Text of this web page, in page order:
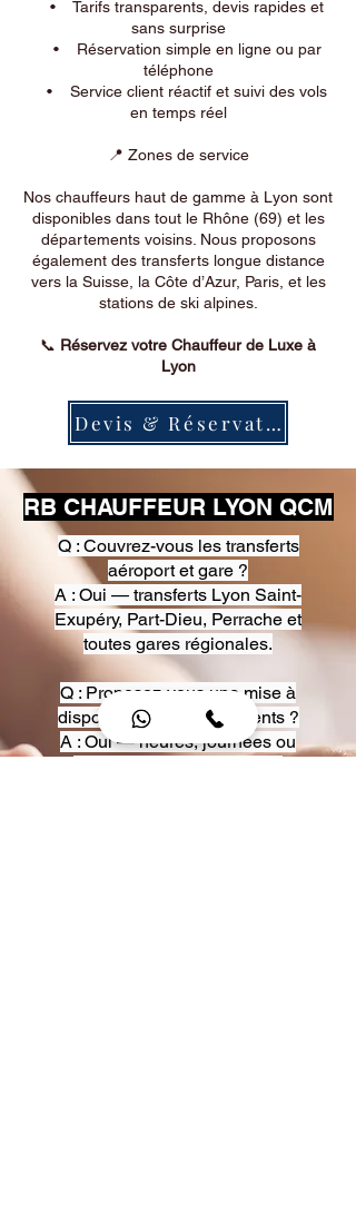
• Tarifs transparents, devis rapides et
sans surprise
• Réservation simple en ligne ou par
téléphone
• Service client réactif et suivi des vols
en temps réel
📍 Zones de service
Nos chauffeurs haut de gamme à Lyon sont
disponibles dans tout le Rhône (69) et les
départements voisins. Nous proposons
également des transferts longue distance
vers la Suisse, la Côte d’Azur, Paris, et les
stations de ski alpines.
📞 Réservez votre Chauffeur de Luxe à
Lyon
Devis & Réservation
RB CHAUFFEUR LYON QCM
Q : Couvrez-vous les transferts
aéroport et gare ?
A : Oui — transferts Lyon Saint-
Exupéry, Part-Dieu, Perrache et
toutes gares régionales.
Q : Proposez-vous une mise à
disposition pour événements ?
A : Oui — heures, journées ou